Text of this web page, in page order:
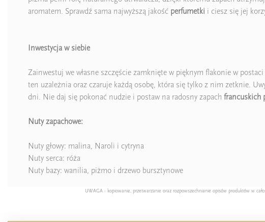
aromatem. Sprawdź sama najwyższą jakość perfumetki i ciesz się jej
Inwestycja w siebie
Zainwestuj we własne szczęście zamknięte w pięknym flakonie w postaci
ten uzależnia oraz czaruje każdą osobę, która się tylko z nim zetknie.
dni. Nie daj się pokonać nudzie i postaw na radosny zapach francuskich
Nuty zapachowe:
Nuty głowy: malina, Naroli i cytryna
Nuty serca: róża
Nuty bazy: wanilia, piżmo i drzewo bursztynowe
UWAGA - kopiowanie, przetwarzanie oraz rozpowszechnianie opisów produktów w